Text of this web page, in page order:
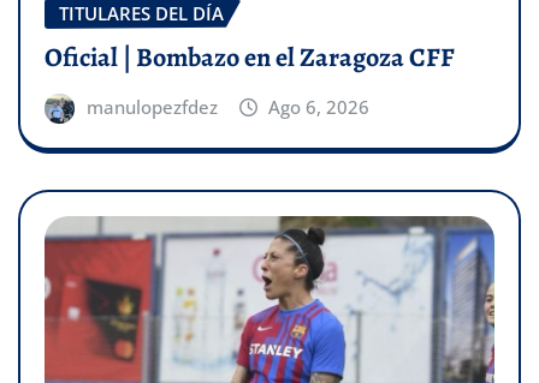
TITULARES DEL DÍA
Oficial | Bombazo en el Zaragoza CFF
manulopezfdez Ago 6, 2026